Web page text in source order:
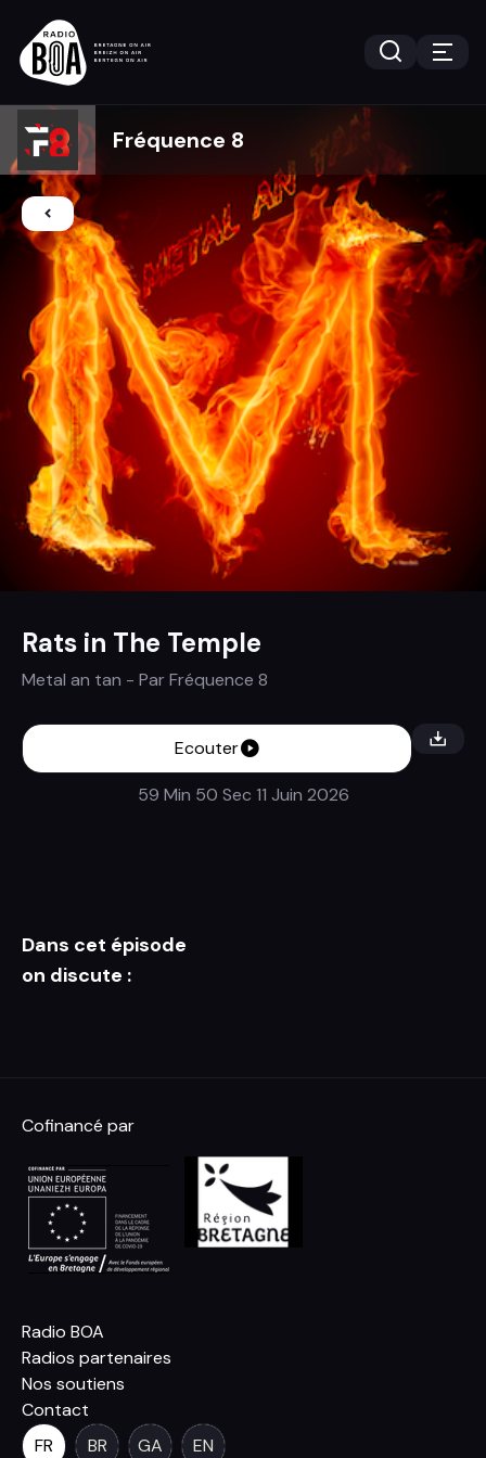
Fréquence 8
Rats in The Temple
Metal an tan - ParFréquence 8
Ecouter
59 Min 50 Sec 11 Juin 2026
Dans cet épisode
on discute :
Cofinancé par
Radio BOA
Radios partenaires
Nos soutiens
Contact
FR
BR GA EN